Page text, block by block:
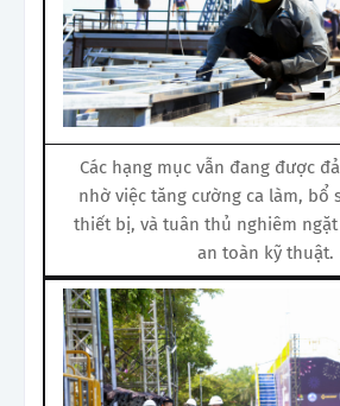
Các hạng mục vẫn đang được
nhờ việc tăng cường ca làm, bổ
thiết bị, và tuân thủ nghiêm
an toàn kỹ thuật.